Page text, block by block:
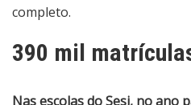
completo.
390 mil
Nas escolas do Sesi, no ano